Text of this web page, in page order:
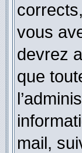
vous
devrez
que
mail,